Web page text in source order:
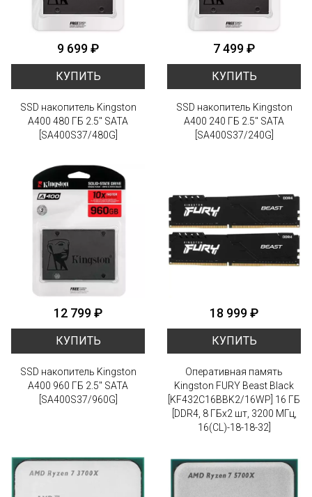
9 699 ₽
КУПИТЬ
SSD накопитель Kingston
A400 480 ГБ 2.5" SATA
[SA400S37/480G]
7 499 ₽
КУПИТЬ
SSD накопитель Kingston
A400 240 ГБ 2.5" SATA
[SA400S37/240G]
12 799 ₽
КУПИТЬ
SSD накопитель Kingston
A400 960 ГБ 2.5" SATA
[SA400S37/960G]
18 999 ₽
КУПИТЬ
Оперативная память
Kingston FURY Beast Black
[KF432C16BBK2/16WP] 16 ГБ
[DDR4, 8 ГБx2 шт, 3200 МГц,
16(CL)-18-18-32]